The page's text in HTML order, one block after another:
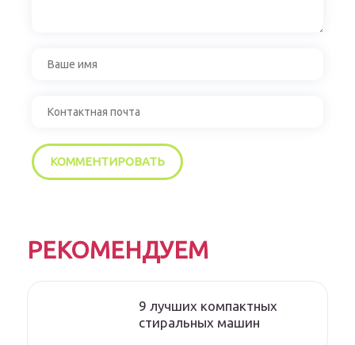
РЕКОМЕНДУЕМ
9 лучших компактных
стиральных машин